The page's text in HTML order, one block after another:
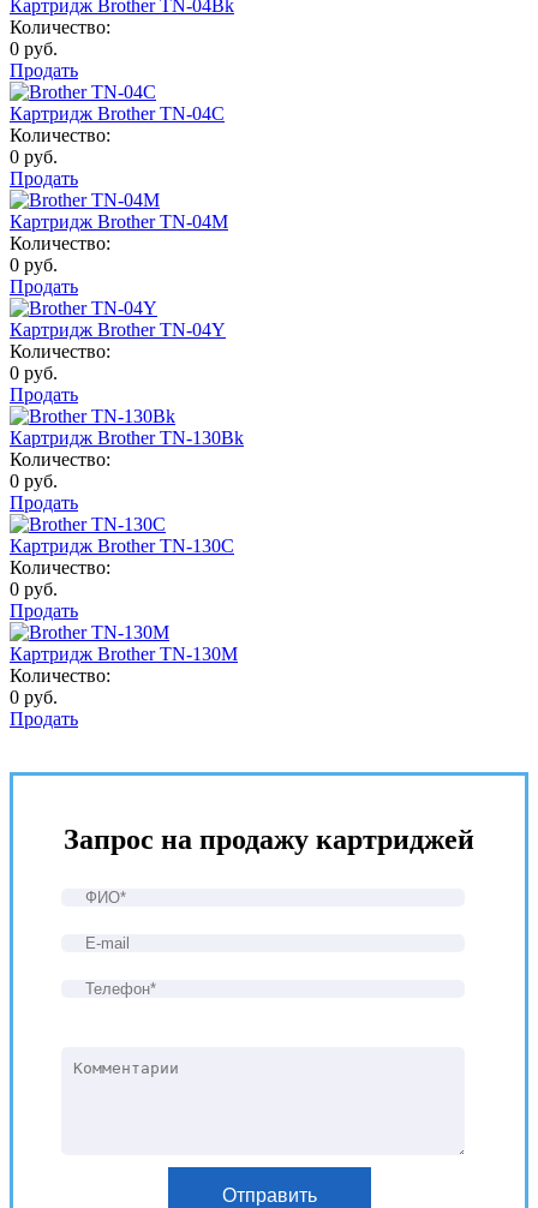
Картридж Brother TN-04Bk
Количество:
0 руб.
Продать
Картридж Brother TN-04C
Количество:
0 руб.
Продать
Картридж Brother TN-04M
Количество:
0 руб.
Продать
Картридж Brother TN-04Y
Количество:
0 руб.
Продать
Картридж Brother TN-130Bk
Количество:
0 руб.
Продать
Картридж Brother TN-130C
Количество:
0 руб.
Продать
Картридж Brother TN-130M
Количество:
0 руб.
Продать
Запрос на продажу картриджей